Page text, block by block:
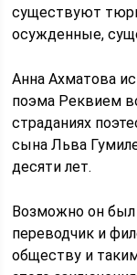
существуют
осужденные,
Анна Ахматова
поэма Реквием
страданиях
сына Льва
десяти лет.
Возможно он был
переводчик и
обществу и